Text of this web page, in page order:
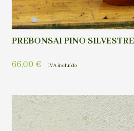
PREBONSAI PINO SILVESTRE
66,00 € IVA incluído